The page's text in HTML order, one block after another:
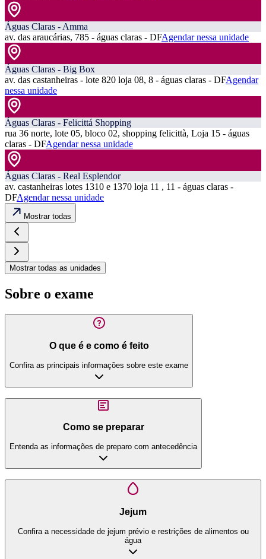
Águas Claras - Amma
av. das araucárias, 785 - águas claras - DFAgendar nessa unidade
Águas Claras - Big Box
av. das castanheiras - lote 820 loja 08, 8 - águas claras - DFAgendar
nessa unidade
Águas Claras - Felicittá Shopping
rua 36 norte, lote 05, bloco 02, shopping felicittà, Loja 15 - águas
claras - DFAgendar nessa unidade
Águas Claras - Real Esplendor
av. castanheiras lotes 1310 e 1370 loja 11 , 11 - águas claras -
DFAgendar nessa unidade
Mostrar todas
Mostrar todas as unidades
Sobre o exame
O que é e como é feito
Confira as principais informações sobre este exame
Como se preparar
Entenda as informações de preparo com antecedência
Jejum
Confira a necessidade de jejum prévio e restrições de alimentos ou
água